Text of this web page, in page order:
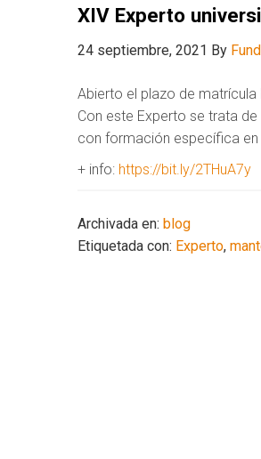
XIV Experto
24 septiembre, 2021 By
Abierto el plazo de
Con este Experto se trata
con formación específica
+ info: https://bit.ly/2THuA7y
Archivada en: blog
Etiquetada con: Experto,